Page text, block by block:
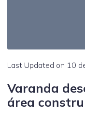
Last Updated on 10
Varanda
área